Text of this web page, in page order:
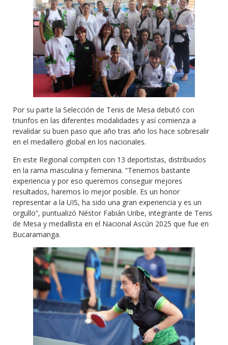
Por su parte la Selección de Tenis de Mesa debutó con
triunfos en las diferentes modalidades y así comienza a
revalidar su buen paso que año tras año los hace sobresalir
en el medallero global en los nacionales.
En este Regional compiten con 13 deportistas, distribuidos
en la rama masculina y femenina. “Tenemos bastante
experiencia y por eso queremos conseguir mejores
resultados, haremos lo mejor posible. Es un honor
representar a la UIS, ha sido una gran experiencia y es un
orgullo”, puntualizó Néstor Fabián Uribe, integrante de Tenis
de Mesa y medallista en el Nacional Ascún 2025 que fue en
Bucaramanga.